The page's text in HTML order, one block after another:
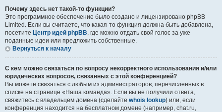
Почему здесь нет такой-то функции?
Это программное обеспечение было создано и лицензировано phpBB
Limited. Если вы считаете, что какая-то функция должна быть добавлена,
посетите Центр идей phpBB, где можно отдать свой голос за уже
поданные идеи или предложить собственные.
Вернуться к началу
С кем можно связаться по вопросу некорректного использования и/или
юридических вопросов, связанных с этой конференцией?
Вы можете связаться с любым из администраторов, перечисленных в
списке на странице «Наша команда». Если вы не получили ответа,
свяжитесь с владельцем домена (сделайте whois lookup) или, если
конференция находится на бесплатном домене (например, chat.ru,